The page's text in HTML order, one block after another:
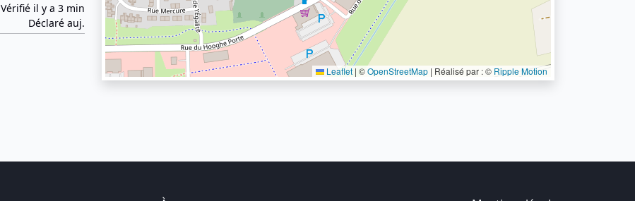
Vérifié il y a 3 min
Déclaré auj.
Leaflet | ©OpenStreetMap | Réalisé par : © Ripple Motion